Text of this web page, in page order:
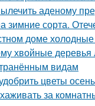
аденому
зимние сорта.
доме
хвойные
видам
цветы
за